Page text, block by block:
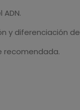
y diferenciación
recomendada.